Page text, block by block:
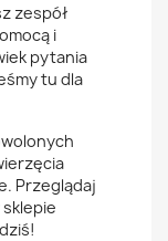
zespół
i
pytania
tu dla
Przeglądaj